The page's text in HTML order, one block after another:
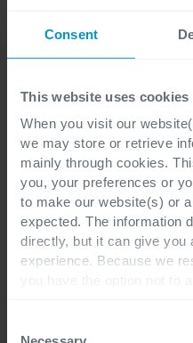
Consent
This website uses cookies
When you visit our
we may store or retrieve
mainly through cookies.
you, your preferences or
to make our website(s) or
expected. The information
directly, but it can give you
experience. Because we
you disable certain
integratie van de
tools binnen uw